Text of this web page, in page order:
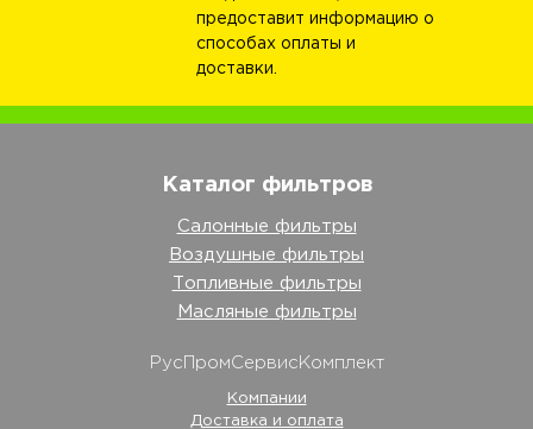
предоставит информацию о
способах оплаты и
доставки.
Каталог фильтров
Салонные фильтры
Воздушные фильтры
Топливные фильтры
Масляные фильтры
РусПромСервисКомплект
Компании
Доставка и оплата